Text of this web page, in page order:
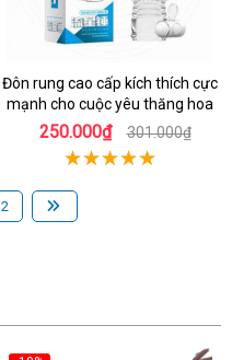
Đôn rung cao cấp kích thích cực
mạnh cho cuộc yêu thăng hoa
250.000₫ 301.000₫
2